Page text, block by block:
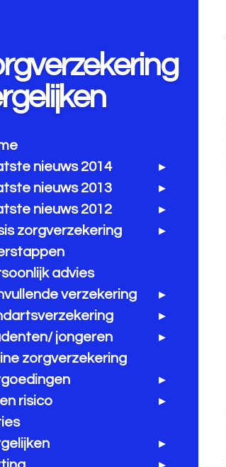
nieuws 2014
nieuws 2013
nieuws 2012
zorgverzekering
advies
verzekering
jongeren
zorgverzekering
risico